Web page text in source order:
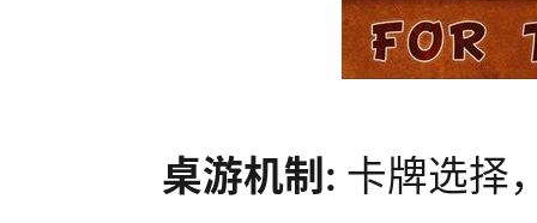
桌游机制: 卡牌选择